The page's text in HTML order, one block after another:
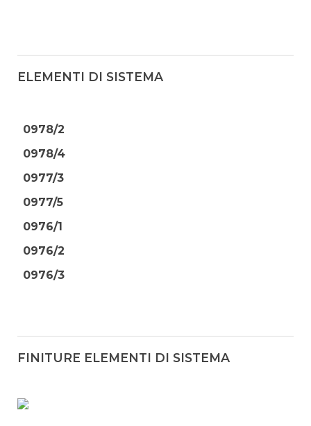
ELEMENTI DI SISTEMA
0978/2
0978/4
0977/3
0977/5
0976/1
0976/2
0976/3
FINITURE ELEMENTI DI SISTEMA